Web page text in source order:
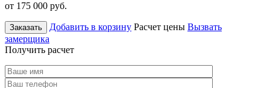
от 175 000 руб.
Заказать Добавить в корзину Расчет цены Вызвать
замерщика
Получить расчет